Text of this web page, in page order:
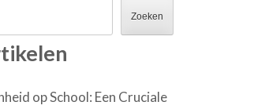
Zoeken
op School: Een Cruciale